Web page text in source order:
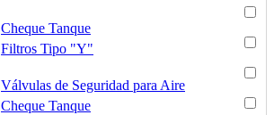
Filtros Tipo "Y"
Cheque Tanque
Cheque Tanque
Válvulas de Seguridad para Aire